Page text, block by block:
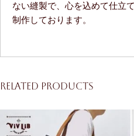
ない縫製で、心を込めて仕立
制作しております。
Related products